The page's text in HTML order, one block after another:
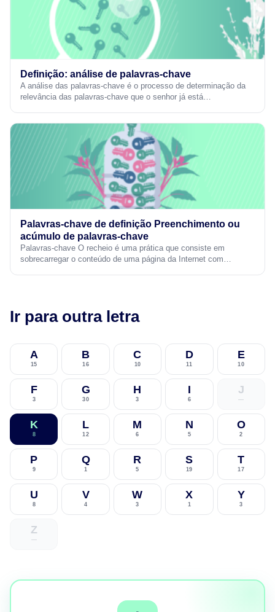
Definição: análise de palavras-chave
A análise das palavras-chave é o processo de determinação da
relevância das palavras-chave que o senhor já está…
Palavras-chave de definição Preenchimento ou
acúmulo de palavras-chave
Palavras-chave O recheio é uma prática que consiste em
sobrecarregar o conteúdo de uma página da Internet com…
Ir para outra letra
A
15
B
16
C
10
D
11
E
10
F
3
G
30
H
3
I
6
J
—
K
8
L
12
M
6
N
5
O
2
P
9
Q
1
R
5
S
19
T
17
U
8
V
4
W
3
X
1
Y
3
Z
—